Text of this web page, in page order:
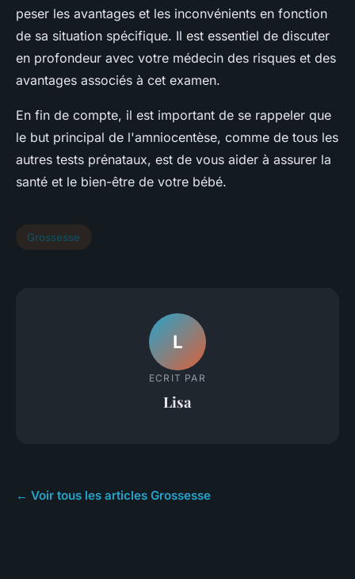
peser les avantages et les inconvénients en fonction
de sa situation spécifique. Il est essentiel de discuter
en profondeur avec votre médecin des risques et des
avantages associés à cet examen.
En fin de compte, il est important de se rappeler que
le but principal de l'amniocentèse, comme de tous les
autres tests prénataux, est de vous aider à assurer la
santé et le bien-être de votre bébé.
Grossesse
L
ECRIT PAR
Lisa
← Voir tous les articles Grossesse